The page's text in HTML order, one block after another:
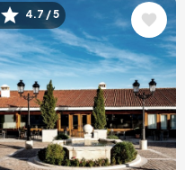
Image
4.7 / 5